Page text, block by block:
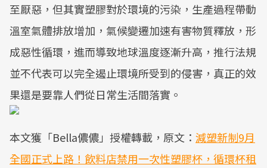
至厭惡，但其實塑膠對於環境的污染，生產過程帶動
溫室氣體排放增加，氣候變遷加速有害物質釋放，形
成惡性循環，進而導致地球溫度逐漸升高，推行法規
並不代表可以完全遏止環境所受到的侵害，真正的效
果還是要靠人們從日常生活間落實。
本文獲「Bella儂儂」授權轉載，原文： 減塑新制9月
全國正式上路！飲料店禁用一次性塑膠杯，循環杯租